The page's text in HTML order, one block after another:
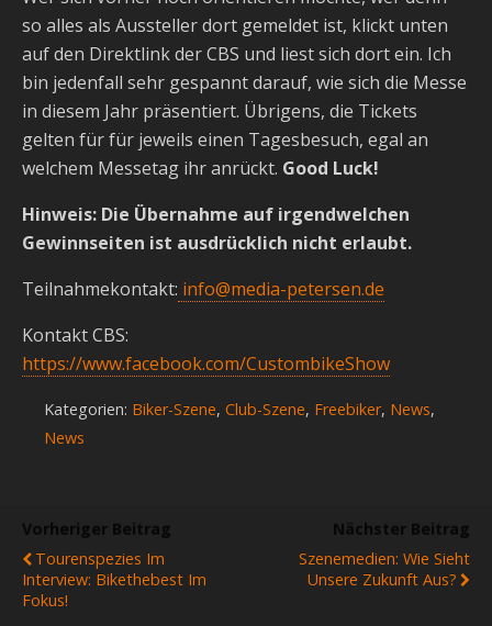
so alles als Aussteller dort gemeldet ist, klickt unten
auf den Direktlink der CBS und liest sich dort ein. Ich
bin jedenfall sehr gespannt darauf, wie sich die Messe
in diesem Jahr präsentiert. Übrigens, die Tickets
gelten für für jeweils einen Tagesbesuch, egal an
welchem Messetag ihr anrückt. Good Luck!
Hinweis: Die Übernahme auf irgendwelchen
Gewinnseiten ist ausdrücklich nicht erlaubt.
Teilnahmekontakt: info@media-petersen.de
Kontakt CBS:
https://www.facebook.com/CustombikeShow
Kategorien: Biker-Szene, Club-Szene, Freebiker, News,
News
Vorheriger Beitrag
Tourenspezies Im
Interview: Bikethebest Im
Fokus!
Nächster Beitrag
Szenemedien: Wie Sieht
Unsere Zukunft Aus?